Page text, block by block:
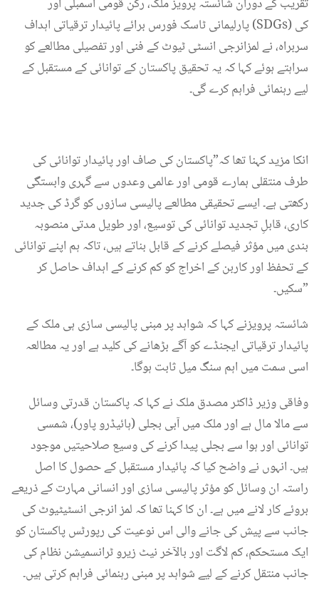
پارلیمانی ٹاسک فورس برائے پائیدار ترقیاتی اہداف (SDGs) کی
سربراہ، نے لمزانرجی انسٹی ٹیوٹ کے فنی اور تفصیلی مطالعے کو
سراہتے ہوئے کہا کہ یہ تحقیق پاکستان کے توانائی کے مستقبل کے
لیے رہنمائی فراہم کرے گی۔
انکا مزید کہنا تھا کہ”پاکستان کی صاف اور پائیدار توانائی کی
طرف منتقلی ہمارے قومی اور عالمی وعدوں سے گہری وابستگی
رکھتی ہے۔ ایسے تحقیقی مطالعے پالیسی سازوں کو گرڈ کی جدید
کاری، قابلِ تجدید توانائی کی توسیع، اور طویل مدتی منصوبہ
بندی میں مؤثر فیصلے کرنے کے قابل بناتے ہیں، تاکہ ہم اپنے توانائی
کے تحفظ اور کاربن کے اخراج کو کم کرنے کے اہداف حاصل کر
سکیں۔”
شائستہ پرویزنے کہا کہ شواہد پر مبنی پالیسی سازی ہی ملک کے
پائیدار ترقیاتی ایجنڈے کو آگے بڑھانے کی کلید ہے اور یہ مطالعہ
اسی سمت میں اہم سنگ میل ثابت ہوگا۔
وفاقی وزیر ڈاکٹر مصدق ملک نے کہا کہ پاکستان قدرتی وسائل
سے مالا مال ہے اور ملک میں آبی بجلی (ہائیڈرو پاور)، شمسی
توانائی اور ہوا سے بجلی پیدا کرنے کی وسیع صلاحیتیں موجود
ہیں۔ انہوں نے واضح کیا کہ پائیدار مستقبل کے حصول کا اصل
راستہ ان وسائل کو مؤثر پالیسی سازی اور انسانی مہارت کے ذریعے
بروئے کار لانے میں ہے۔ ان کا کہنا تھا کہ لمز انرجی انسٹیٹیوٹ کی
جانب سے پیش کی جانے والی اس نوعیت کی رپورٹس پاکستان کو
ایک مستحکم، کم لاگت اور بالآخر نیٹ زیرو ٹرانسمیشن نظام کی
جانب منتقل کرنے کے لیے شواہد پر مبنی رہنمائی فراہم کرتی ہیں۔